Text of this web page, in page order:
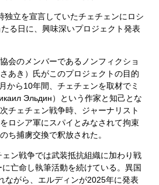
立を宣言していたチェチェンにロシ
る日に、興味深いプロジェクト発表
会のメンバーであるノンフィクショ
あき）氏がこのプロジェクトの目的
から10年間、チェチェンを取材でミ
Эльдин）という作家と知己とな
チェチェン戦争時、ジャーナリスト
ロシア軍にスパイとみなされて拘束
ち捕虜交換で釈放された。
ン戦争では武装抵抗組織に加わり戦
亡命し執筆活動を続けている。異国
ながら、エルディンが2025年に発表